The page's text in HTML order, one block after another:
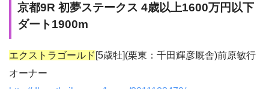
京都9R 初夢ステークス 4歳以上1600万円以下
ダート1900m
エクストラゴールド [5歳牡](栗東：千田輝彦厩舎)前原敏行
オーナー